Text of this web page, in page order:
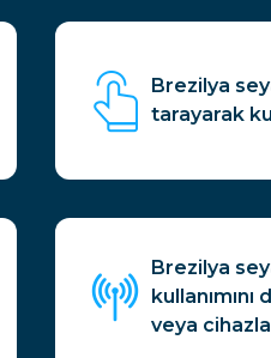
Brezilya
tarayarak
Brezilya
veya